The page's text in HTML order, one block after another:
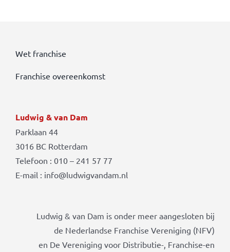
Wet franchise
Franchise overeenkomst
Ludwig & van Dam
Parklaan 44
3016 BC Rotterdam
Telefoon : 010 – 241 57 77
E-mail : info@ludwigvandam.nl
Ludwig & van Dam is onder meer aangesloten bij
de Nederlandse Franchise Vereniging (NFV)
en De Vereniging voor Distributie-, Franchise-en